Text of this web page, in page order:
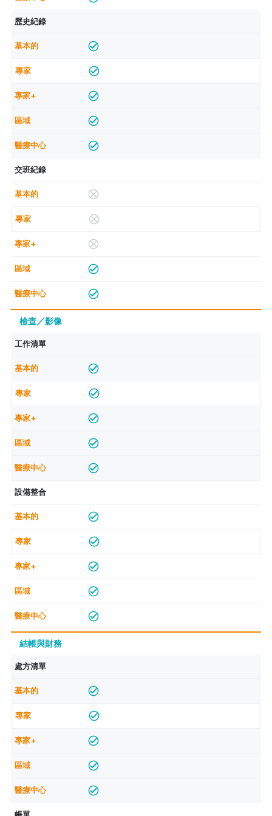
歷史紀錄
交班紀錄
檢查／影像
工作清單
設備整合
結帳與財務
處方清單